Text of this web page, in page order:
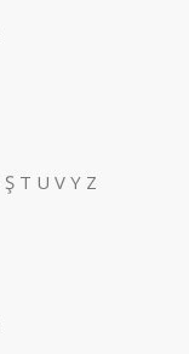
Ş T U V Y Z